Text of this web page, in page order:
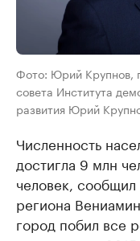
Фото: Юрий Крупнов,
совета Института
развития Юрий
Численность
достигла 9 млн
человек,
региона
город побил все